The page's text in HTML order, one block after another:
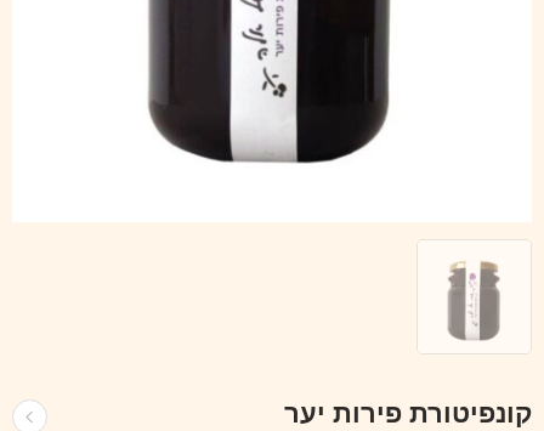
קונפיטורת פירות יער